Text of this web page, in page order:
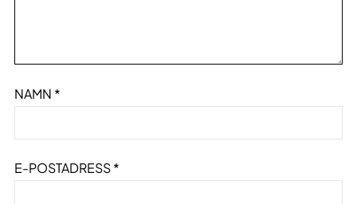
NAMN *
E-POSTADRESS*